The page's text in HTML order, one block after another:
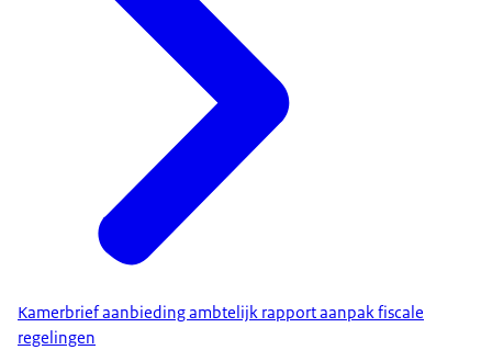
Kamerbrief aanbieding ambtelijk rapport aanpak fiscale
regelingen